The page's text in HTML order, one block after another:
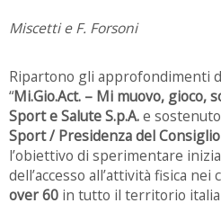
Miscetti e F. Forsoni
Ripartono gli approfondimenti
“Mi.Gio.Act. – Mi muovo, gioco,
Sport e Salute S.p.A.e
Sport / Presidenza del
l’obiettivo di sperimentare
dell’accesso all’attività fisica
over 60 in tutto il territorio